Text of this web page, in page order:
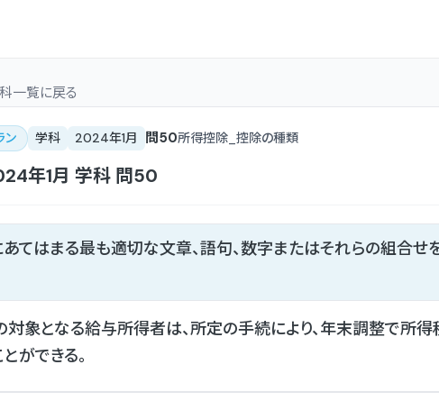
一覧に戻る
ン 学科 2024年1月 問50所得控除_控除の種類
年1月 学科 問50
あてはまる最も適切な文章、語句、数字またはそれらの組合せ
象となる給与所得者は、所定の手続により、年末調整で所
ができる。